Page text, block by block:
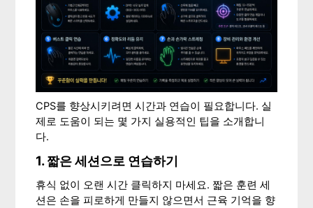
CPS를 향상시키려면 시간과 연습이 필요합니다. 실
제로 도움이 되는 몇 가지 실용적인 팁을 소개합니
다.
1. 짧은 세션으로 연습하기
휴식 없이 오랜 시간 클릭하지 마세요. 짧은 훈련 세
션은 손을 피로하게 만들지 않으면서 근육 기억을 향